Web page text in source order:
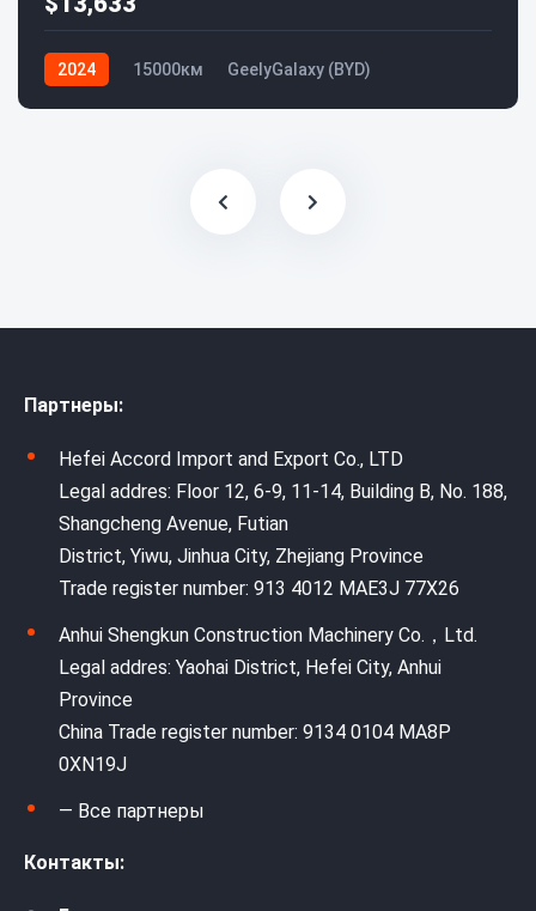
2024 15000км GeelyGalaxy (BYD)
Партнеры:
Hefei Accord Import and Export Co., LTD
Legal addres: Floor 12, 6-9, 11-14, Building B, No. 188,
Shangcheng Avenue, Futian
District, Yiwu, Jinhua City, Zhejiang Province
Trade register number: 913 4012 MAE3J 77X26
Anhui Shengkun Construction Machinery Co.，Ltd.
Legal addres: Yaohai District, Hefei City, Anhui
Province
China Trade register number: 9134 0104 MA8P
0XN19J
— Все партнеры
Контакты: